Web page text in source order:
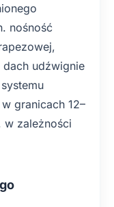
nośność
udźwignie
granicach 12–
w zależności